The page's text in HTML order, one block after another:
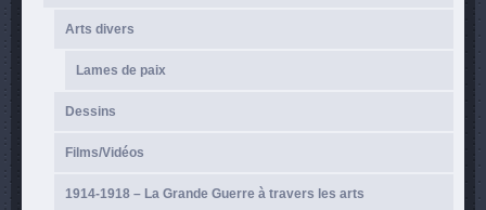
Arts divers
Lames de paix
Dessins
Films/Vidéos
1914-1918 – La Grande Guerre à travers les arts